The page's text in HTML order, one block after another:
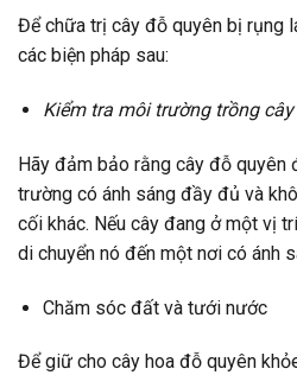
Để chữa trị cây đỗ quyên bị rụng
các biện pháp sau:
Kiểm tra môi trường trồng cây
Hãy đảm bảo rằng cây đỗ quyên
trường có ánh sáng đầy đủ và
cối khác. Nếu cây đang ở một vị
di chuyển nó đến một nơi có ánh
Chăm sóc đất và tưới nước
Để giữ cho cây hoa đỗ quyên